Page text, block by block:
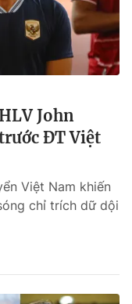
Nam
số 483/GP-BTTTT
Quốc Thắng,
John
ĐT Việt
Việt Nam khiến
chỉ trích dữ dội